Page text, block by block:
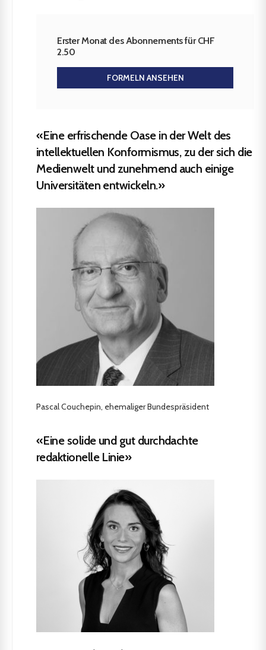
Erster Monat des Abonnements für CHF
2.50
FORMELN ANSEHEN
«Eine erfrischende Oase in der Welt des
intellektuellen Konformismus, zu der sich die
Medienwelt und zunehmend auch einige
Universitäten entwickeln.»
Pascal Couchepin, ehemaliger Bundespräsident
«Eine solide und gut durchdachte
redaktionelle Linie»